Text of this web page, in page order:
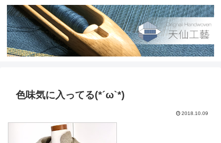
色味気に入ってる(*´ω`*)
2018.10.09